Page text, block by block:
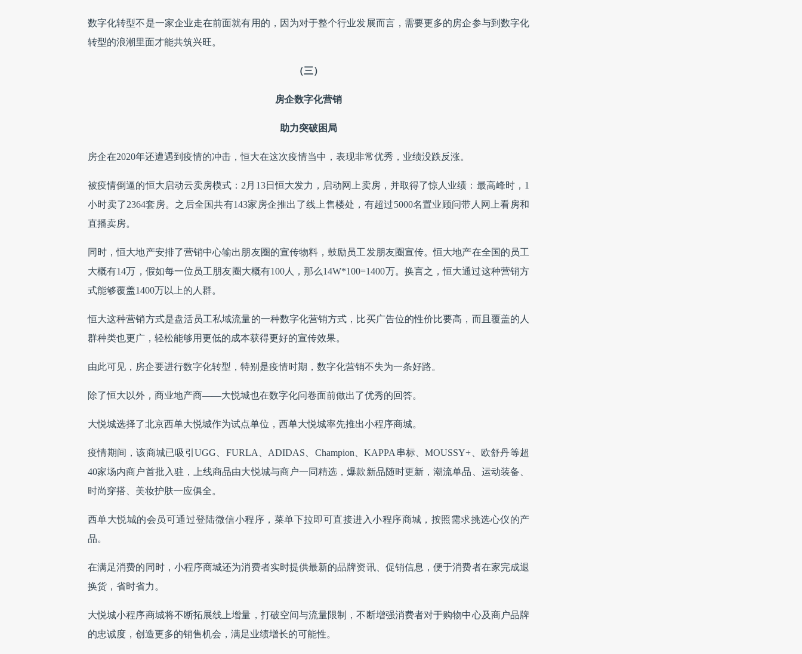
数字化转型不是一家企业走在前面就有用的，因为对于整个行业发展而言，需要更多的房企参与到数字化
转型的浪潮里面才能共筑兴旺。
（三）
房企数字化营销
助力突破困局
房企在2020年还遭遇到疫情的冲击，恒大在这次疫情当中，表现非常优秀，业绩没跌反涨。
被疫情倒逼的恒大启动云卖房模式：2月13日恒大发力，启动网上卖房，并取得了惊人业绩：最高峰时，1
小时卖了2364套房。之后全国共有143家房企推出了线上售楼处，有超过5000名置业顾问带人网上看房和
直播卖房。
同时，恒大地产安排了营销中心输出朋友圈的宣传物料，鼓励员工发朋友圈宣传。恒大地产在全国的员工
大概有14万，假如每一位员工朋友圈大概有100人，那么14W*100=1400万。换言之，恒大通过这种营销方
式能够覆盖1400万以上的人群。
恒大这种营销方式是盘活员工私域流量的一种数字化营销方式，比买广告位的性价比要高，而且覆盖的人
群种类也更广，轻松能够用更低的成本获得更好的宣传效果。
由此可见，房企要进行数字化转型，特别是疫情时期，数字化营销不失为一条好路。
除了恒大以外，商业地产商——大悦城也在数字化问卷面前做出了优秀的回答。
大悦城选择了北京西单大悦城作为试点单位，西单大悦城率先推出小程序商城。
疫情期间，该商城已吸引UGG、FURLA、ADIDAS、Champion、KAPPA串标、MOUSSY+、欧舒丹等超
40家场内商户首批入驻，上线商品由大悦城与商户一同精选，爆款新品随时更新，潮流单品、运动装备、
时尚穿搭、美妆护肤一应俱全。
西单大悦城的会员可通过登陆微信小程序，菜单下拉即可直接进入小程序商城，按照需求挑选心仪的产
品。
在满足消费的同时，小程序商城还为消费者实时提供最新的品牌资讯、促销信息，便于消费者在家完成退
换货，省时省力。
大悦城小程序商城将不断拓展线上增量，打破空间与流量限制，不断增强消费者对于购物中心及商户品牌
的忠诚度，创造更多的销售机会，满足业绩增长的可能性。